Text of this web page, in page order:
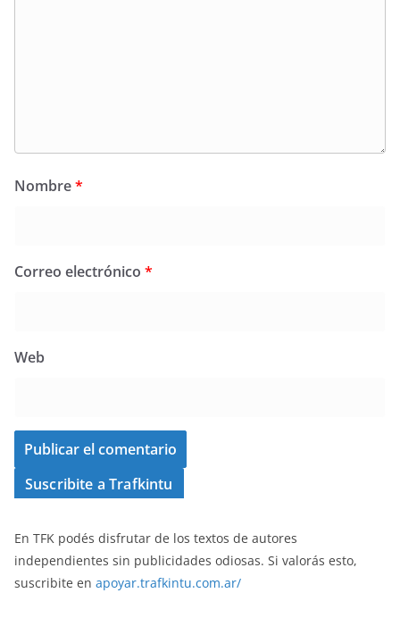
Nombre*
Correo electrónico *
Web
Suscribite a Trafkintu
En TFK podés disfrutar de los textos de autores
independientes sin publicidades odiosas. Si valorás esto,
suscribite en apoyar.trafkintu.com.ar/